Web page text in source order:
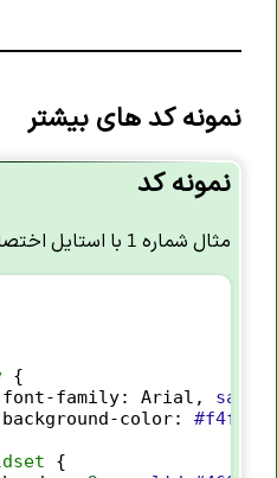
نمونه کد های بیشتر
نمونه کد
مثال شماره 1 با استایل اختصاصی تگ <hr> در HTML
{
font-family: Arial ,
background-color: #f4f4f4
{